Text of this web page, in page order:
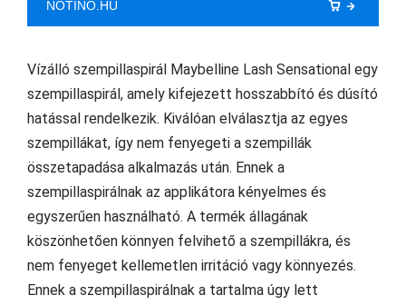
NOTINO.HU
Vízálló szempillaspirál Maybelline Lash Sensational egy
szempillaspirál, amely kifejezett hosszabbító és dúsító
hatással rendelkezik. Kiválóan elválasztja az egyes
szempillákat, így nem fenyegeti a szempillák
összetapadása alkalmazás után. Ennek a
szempillaspirálnak az applikátora kényelmes és
egyszerűen használható. A termék állagának
köszönhetően könnyen felvihető a szempillákra, és
nem fenyeget kellemetlen irritáció vagy könnyezés.
Ennek a szempillaspirálnak a tartalma úgy lett